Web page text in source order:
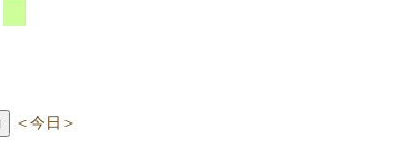
＜今日＞